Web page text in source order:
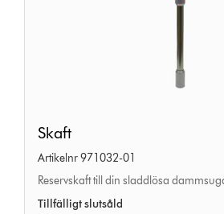
Skaft
Artikelnr 971032-01
Reservskaft till din sladdlösa
Tillfälligt slutsåld